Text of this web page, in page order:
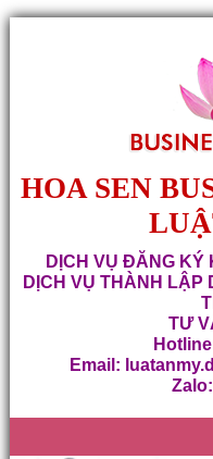
HOA SEN
DỊCH VỤ ĐĂNG KÝ
DỊCH VỤ THÀNH LẬP
TƯ
Email: